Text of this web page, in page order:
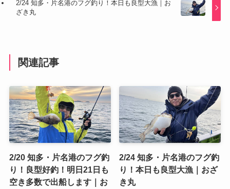
2/24 知多・片名港のフグ釣り！本日も良型大漁｜お
ざき丸
関連記事
2/20 知多・片名港のフグ釣
り！良型好釣！明日21日も
空き多数で出船します｜お
2/24 知多・片名港のフグ釣
り！本日も良型大漁｜おざ
き丸